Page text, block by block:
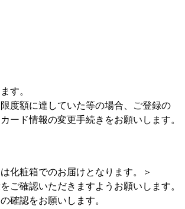
す。
度額に達していた等の場合、ご登録の
ド情報の変更手続きをお願いします。
化粧箱でのお届けとなります。＞
ご確認いただきますようお願いします。
確認をお願いします。